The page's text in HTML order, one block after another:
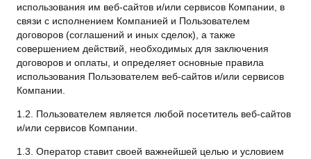
использования им веб-сайтов и/или сервисов Компании, в
связи с исполнением Компанией и Пользователем
договоров (соглашений и иных сделок), а также
совершением действий, необходимых для заключения
договоров и оплаты, и определяет основные правила
использования Пользователем веб-сайтов и/или сервисов
Компании.
1.2. Пользователем является любой посетитель веб-сайтов
и/или сервисов Компании.
1.3. Оператор ставит своей важнейшей целью и условием